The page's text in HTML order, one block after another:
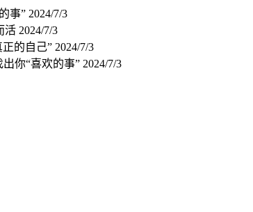
事” 2024/7/3
活 2024/7/3
的自己” 2024/7/3
你“喜欢的事” 2024/7/3